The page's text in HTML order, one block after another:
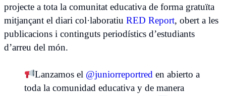
projecte a tota la comunitat educativa de forma gratuïta
mitjançant el diari col·laboratiu RED Report, obert a les
publicacions i continguts periodístics d’estudiants
d’arreu del món.
Lanzamos el @juniorreportred en abierto a
toda la comunidad educativa y de manera